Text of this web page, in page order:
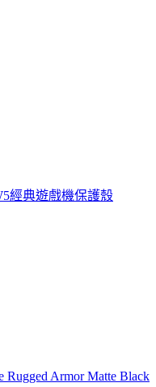
經典遊戲機保護殼
Rugged Armor Matte Black